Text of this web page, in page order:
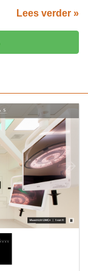
Lees verder »